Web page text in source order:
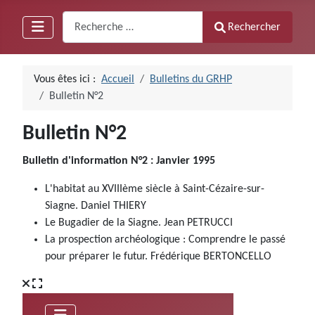
Rechercher
Vous êtes ici : Accueil
Bulletins du GRHP
Bulletin N°2
Bulletin N°2
Bulletin d'information N°2 : Janvier 1995
L'habitat au XVIIIème siècle à Saint-Cézaire-sur-
Siagne. Daniel THIERY
Le Bugadier de la Siagne. Jean PETRUCCI
La prospection archéologique : Comprendre le passé
pour préparer le futur. Frédérique BERTONCELLO